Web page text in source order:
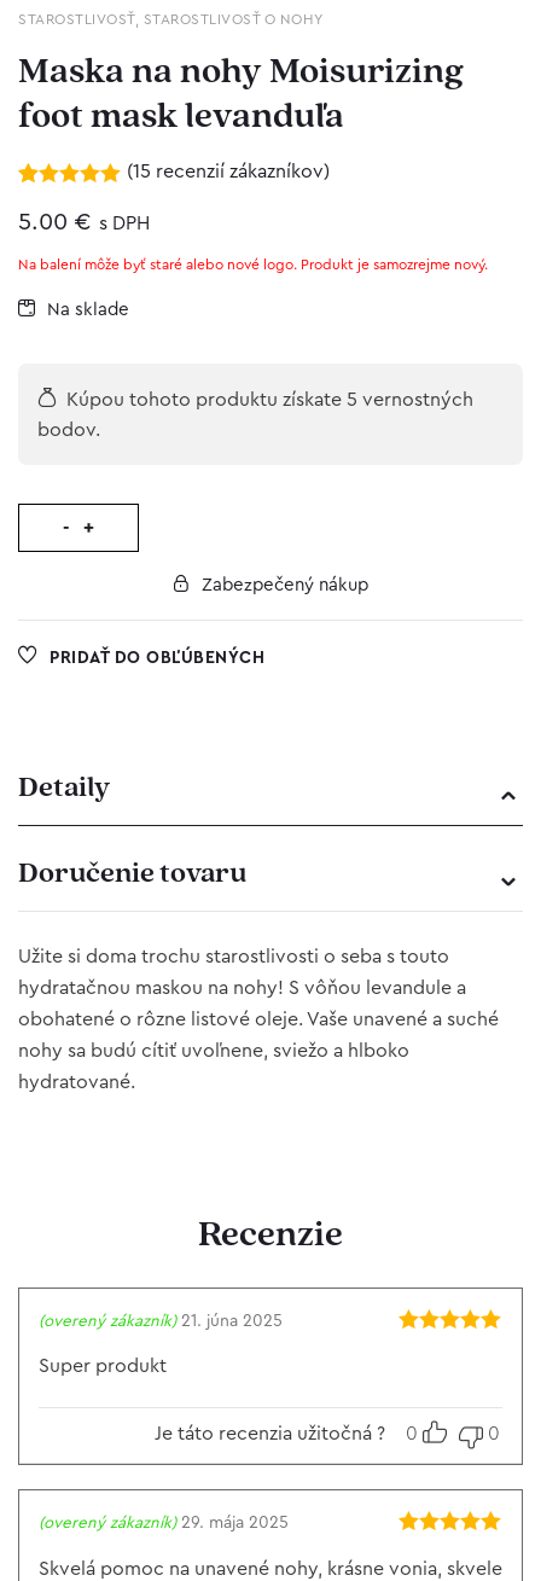
STAROSTLIVOSŤ, STAROSTLIVOSŤ O NOHY
Maska na nohy Moisurizing
foot mask levanduľa
5.00z 5 na
zákazníckych
(15 recenzií zákazníkov)
5.00 € s DPH
Na balení môže byť staré alebo nové logo. Produkt je samozrejme nový.
Na sklade
Kúpou tohoto produktu získate 5 vernostných
bodov.
- +
Zabezpečený nákup
PRIDAŤ DO OBĽÚBENÝCH
Detaily
Doručenie tovaru
Užite si doma trochu starostlivosti o seba s touto
hydratačnou maskou na nohy! S vôňou levandule a
obohatené o rôzne listové oleje. Vaše unavené a suché
nohy sa budú cítiť uvoľnene, sviežo a hlboko
hydratované.
Recenzie
(overený zákazník) 21. júna 2025
Super produkt
Je táto recenzia užitočná ? 0 0
z 5
(overený zákazník) 29. mája 2025
Skvelá pomoc na unavené nohy, krásne vonia, skvele